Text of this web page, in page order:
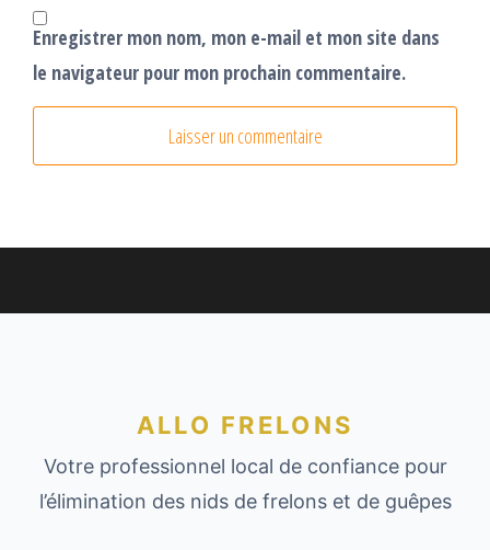
Enregistrer mon nom, mon e-mail et mon site dans
le navigateur pour mon prochain commentaire.
ALLO FRELONS
Votre professionnel local de confiance pour
l’élimination des nids de frelons et de guêpes